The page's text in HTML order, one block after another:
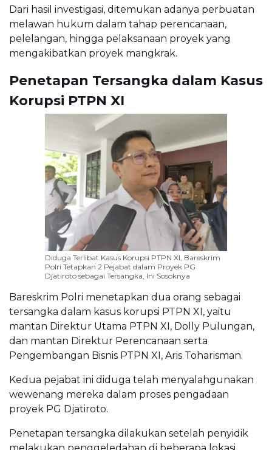
Dari hasil investigasi, ditemukan adanya perbuatan
melawan hukum dalam tahap perencanaan,
pelelangan, hingga pelaksanaan proyek yang
mengakibatkan proyek mangkrak.
Penetapan Tersangka dalam Kasus
Korupsi PTPN XI
Diduga Terlibat Kasus Korupsi PTPN XI, Bareskrim
Polri Tetapkan 2 Pejabat dalam Proyek PG
Djatiroto sebagai Tersangka, Ini Sosoknya
Bareskrim Polri menetapkan dua orang sebagai
tersangka dalam kasus korupsi PTPN XI, yaitu
mantan Direktur Utama PTPN XI, Dolly Pulungan,
dan mantan Direktur Perencanaan serta
Pengembangan Bisnis PTPN XI, Aris Toharisman.
Kedua pejabat ini diduga telah menyalahgunakan
wewenang mereka dalam proses pengadaan
proyek PG Djatiroto.
Penetapan tersangka dilakukan setelah penyidik